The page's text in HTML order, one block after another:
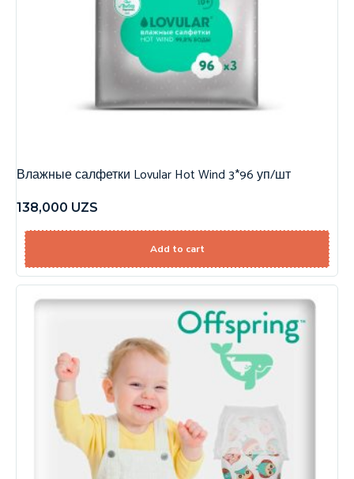
Влажные салфетки Lovular Hot Wind 3*96 уп/шт
138,000 UZS
Add to cart